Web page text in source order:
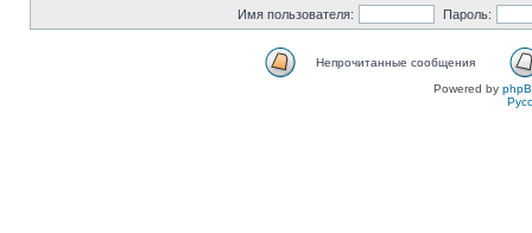
Имя пользователя: Пароль:
Непрочитанные сообщения
Powered by